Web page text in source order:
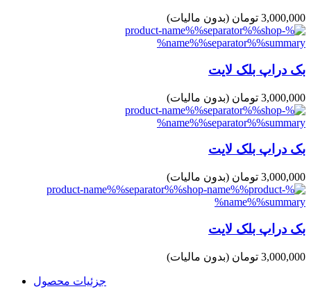
3,000,000 تومان (بدون مالیات)
بک دراپ بلک لایت
3,000,000 تومان (بدون مالیات)
بک دراپ بلک لایت
3,000,000 تومان (بدون مالیات)
بک دراپ بلک لایت
3,000,000 تومان (بدون مالیات)
جزئیات محصول